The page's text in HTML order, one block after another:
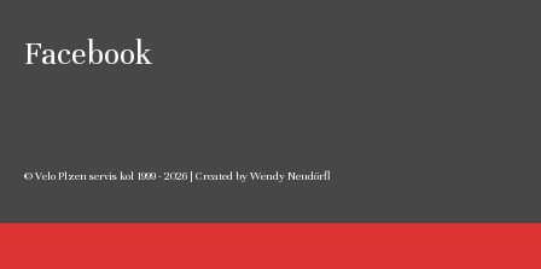
Facebook
© Velo Plzen servis kol 1999 - 2026 | Created by Wendy Neudörfl